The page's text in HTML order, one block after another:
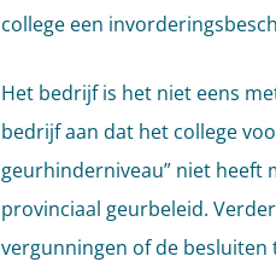
college een
Het bedrijf is het niet eens
bedrijf aan dat het college
geurhinderniveau” niet heeft
provinciaal geurbeleid.
vergunningen of de